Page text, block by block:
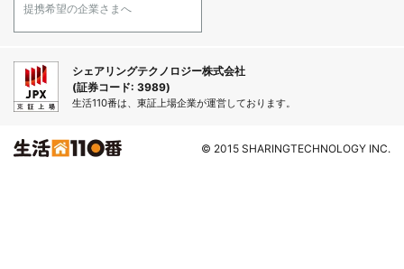
提携希望の企業さまへ
シェアリングテクノロジー株式会社
(証券コード: 3989)
生活110番は、東証上場企業が運営しております。
© 2015 SHARINGTECHNOLOGY INC.